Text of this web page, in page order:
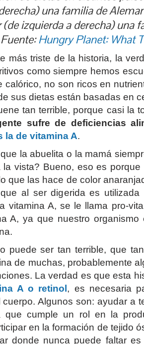
una familia de
izquierda a derecha) una
Hungry Planet: What
más triste de la historia, la
como siempre hemos
calórico, no son ricos en
sus dietas están basadas en
tan terrible, porque casi la
sufre de deficiencias
la de vitamina A.
la abuelita o la mamá
vista? Bueno, eso es
que las hace de color
al ser digerida es utilizada
vitamina A, se le llama pro-
A, ya que nuestro organismo
puede ser tan terrible, que
de muchas, probablemente
La verdad es que esta
A o retinol , es necesaria
Algunos son: ayudar a
que cumple un rol en la
en la formación de tejido
donde nunca puede faltar